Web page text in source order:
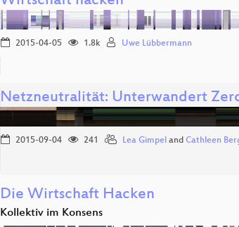
2015-04-05 1.8k Uwe Lübbermann
Netzneutralität: Unterwandert
2015-09-04 241 Lea Gimpel and Cathleen
Die Wirtschaft Hacken
Kollektiv im Konsens